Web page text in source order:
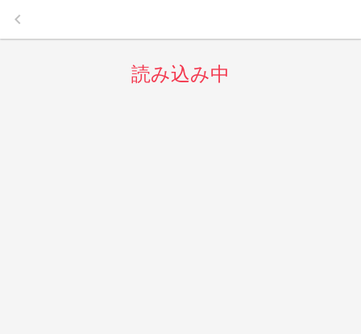
keyboard_arrow_left
読み込み中